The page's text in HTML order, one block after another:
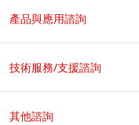
若您是學生，請在科系名
職位
產品與應用諮詢
技術服務/支援諮詢
其他諮詢